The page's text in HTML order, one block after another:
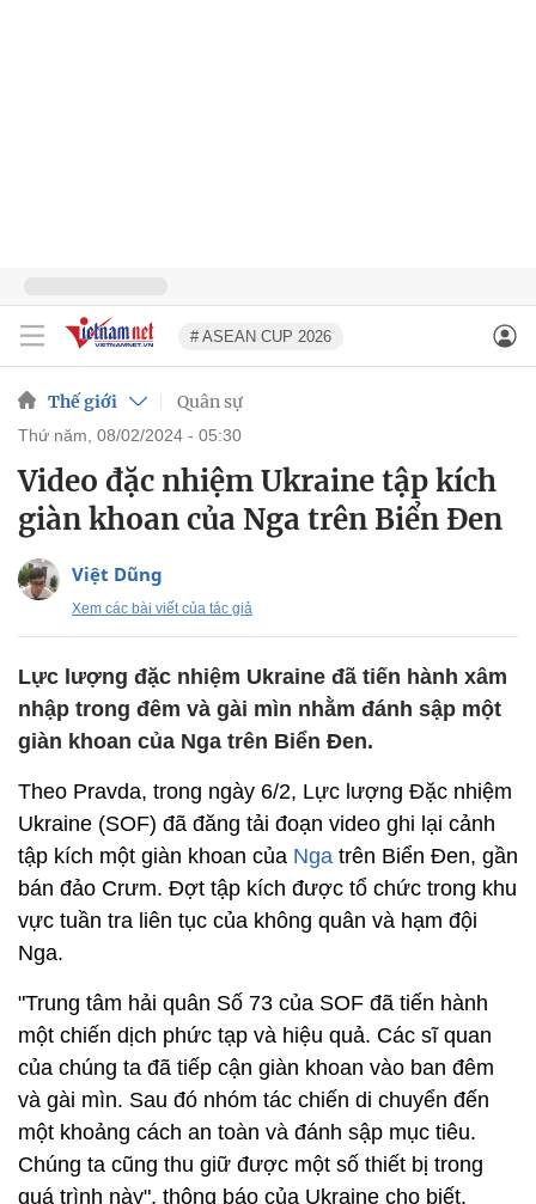
# ASEAN CUP 2026
Thế giới Quân sự
thứ năm, 08/02/2024 - 05:30
Video đặc nhiệm Ukraine tập kích
giàn khoan của Nga trên Biển Đen
Việt Dũng
Xem các bài viết của tác giả
Lực lượng đặc nhiệm Ukraine đã tiến hành xâm
nhập trong đêm và gài mìn nhằm đánh sập một
giàn khoan của Nga trên Biển Đen.
Theo Pravda, trong ngày 6/2, Lực lượng Đặc nhiệm
Ukraine (SOF) đã đăng tải đoạn video ghi lại cảnh
tập kích một giàn khoan của Nga trên Biển Đen, gần
bán đảo Crưm. Đợt tập kích được tổ chức trong khu
vực tuần tra liên tục của không quân và hạm đội
Nga.
"Trung tâm hải quân Số 73 của SOF đã tiến hành
một chiến dịch phức tạp và hiệu quả. Các sĩ quan
của chúng ta đã tiếp cận giàn khoan vào ban đêm
và gài mìn. Sau đó nhóm tác chiến di chuyển đến
một khoảng cách an toàn và đánh sập mục tiêu.
Chúng ta cũng thu giữ được một số thiết bị trong
quá trình này", thông báo của Ukraine cho biết.